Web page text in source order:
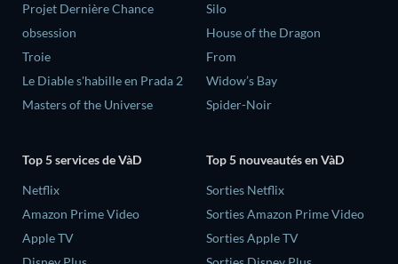
Projet Dernière Chance
obsession
Troie
Le Diable s'habille en Prada 2
Masters of the Universe
Silo
House of the Dragon
From
Widow’s Bay
Spider-Noir
Top 5 services de VàD
Netflix
Amazon Prime Video
Apple TV
Top 5 nouveautés en VàD
Sorties Netflix
Sorties Amazon Prime Video
Sorties Apple TV